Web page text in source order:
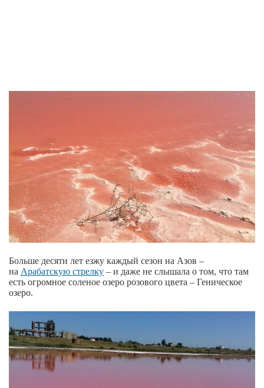
Больше десяти лет езжу каждый сезон на Азов –
на Арабатскую стрелку – и даже не слышала о том, что там
есть огромное соленое озеро розового цвета – Геническое
озеро.